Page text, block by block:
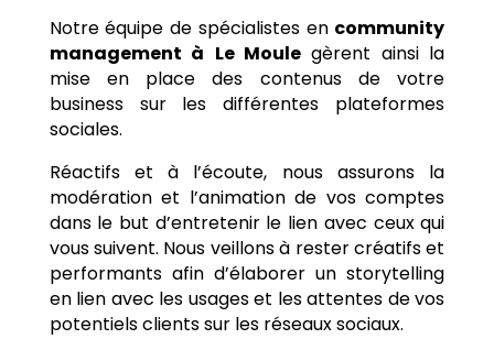
Notre équipe de spécialistes en community
management à Le Moule gèrent ainsi la
mise en place des contenus de votre
business sur les différentes plateformes
sociales.
Réactifs et à l’écoute, nous assurons la
modération et l’animation de vos comptes
dans le but d’entretenir le lien avec ceux qui
vous suivent. Nous veillons à rester créatifs et
performants afin d’élaborer un storytelling
en lien avec les usages et les attentes de vos
potentiels clients sur les réseaux sociaux.